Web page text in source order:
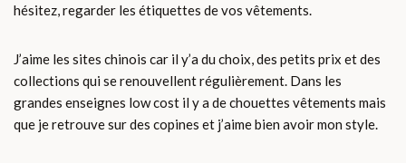
hésitez, regarder les étiquettes de vos vêtements.
J’aime les sites chinois car il y’a du choix, des petits prix et des
collections qui se renouvellent régulièrement. Dans les
grandes enseignes low cost il y a de chouettes vêtements mais
que je retrouve sur des copines et j’aime bien avoir mon style.